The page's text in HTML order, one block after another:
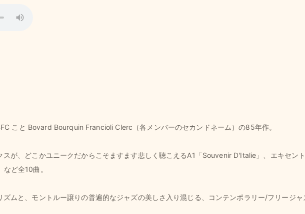
こと Bovard Bourquin Francioli Clerc（各メンバーのセカンドネーム）の85年作。
スが、どこかユニークだからこそますます悲しく聴こえるA1「Souvenir D'Italie」、エキセ
ど全10曲。
ムと、モントルー譲りの普遍的なジャズの美しさ入り混じる、コンテンポラリー/フリージ